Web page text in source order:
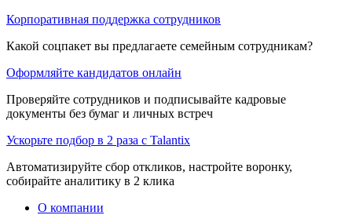
Корпоративная поддержка сотрудников
Какой соцпакет вы предлагаете семейным сотрудникам?
Оформляйте кандидатов онлайн
Проверяйте сотрудников и подписывайте кадровые
документы без бумаг и личных встреч
Ускорьте подбор в 2 раза с Talantix
Автоматизируйте сбор откликов, настройте воронку,
собирайте аналитику в 2 клика
О компании